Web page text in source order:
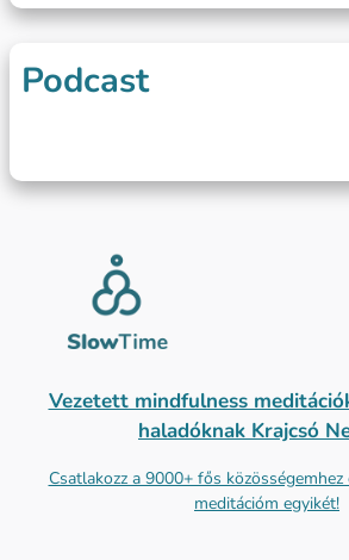
Podcast
Vezetett mindfulness
haladóknak Krajcsó
Csatlakozz a 9000+ fős
meditációm egyikét!